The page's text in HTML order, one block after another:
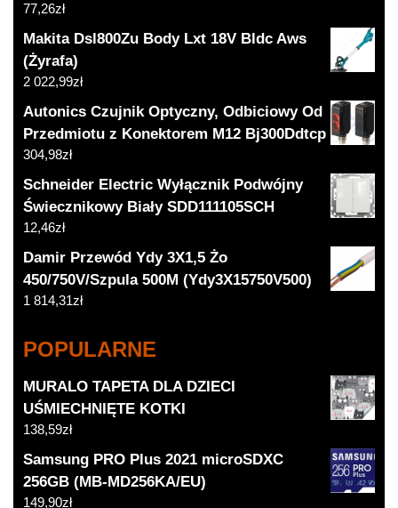
77,26zł
Makita Dsl800Zu Body Lxt 18V Bldc Aws
(Żyrafa)
2 022,99zł
Autonics Czujnik Optyczny, Odbiciowy Od
Przedmiotu z Konektorem M12 Bj300Ddtcp
304,98zł
Schneider Electric Wyłącznik Podwójny
Świecznikowy Biały SDD111105SCH
12,46zł
Damir Przewód Ydy 3X1,5 Żo
450/750V/Szpula 500M (Ydy3X15750V500)
1 814,31zł
POPULARNE
MURALO TAPETA DLA DZIECI
UŚMIECHNIĘTE KOTKI
138,59zł
Samsung PRO Plus 2021 microSDXC
256GB (MB-MD256KA/EU)
149,90zł